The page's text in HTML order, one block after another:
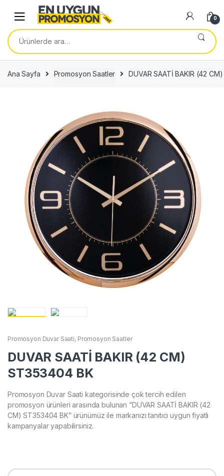
navigation
content
0
Ara:
Ana Sayfa Promosyon Saatler DUVAR SAATİ BAKIR (42
Promosyon Duvar Saati, Promosyon Saatler
DUVAR SAATİ BAKIR (42 CM)
ST353404 BK
Promosyon Duvar Saati kategorisinde çok tercih edilen
promosyon ürünleri arasında bulunan “DUVAR SAATİ BAKIR (42
CM) ST353404 BK” ürünümüz ile markanızı tanıtıcı uygun fiyatlı
kampanyalar yapabilirsiniz.